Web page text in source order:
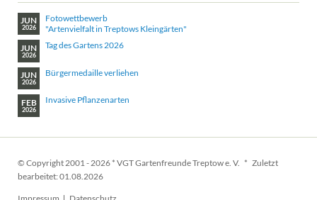
JUN
2026
Fotowettbewerb
"Artenvielfalt in Treptows Kleingärten"
JUN
2026
Tag des Gartens 2026
JUN
2026
Bürgermedaille verliehen
FEB
2026
Invasive Pflanzenarten
© Copyright 2001 - 2026 * VGT Gartenfreunde Treptow e. V. * Zuletzt
bearbeitet: 01.08.2026
Navigation